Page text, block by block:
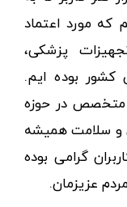
که مورد اعتماد
پزشکی،
بوده ایم.
متخصص در حوزه
و سلامت همیشه
گرامی بوده
عزیزمان.